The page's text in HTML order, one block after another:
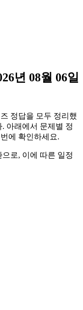
년 08월 06일
정답을 모두 정리했
. 아래에서 문제별 정
에 확인하세요.
로, 이에 따른 일정